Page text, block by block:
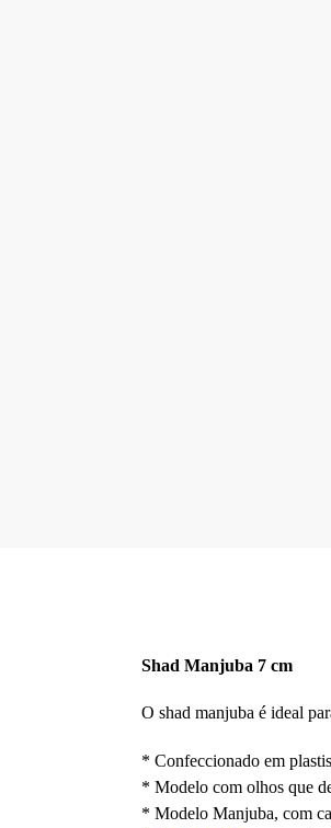
Shad Manjuba 7 cm
O shad manjuba é ideal
* Confeccionado em
* Modelo com olhos que
* Modelo Manjuba, com